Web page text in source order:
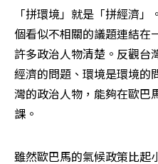
「拼環境」就是「拼經濟
個看似不相關的議題連結在
許多政治人物清楚。反觀台
經濟的問題、環境是環境的
灣的政治人物，能夠在歐巴
課。
雖然歐巴馬的氣候政策比起